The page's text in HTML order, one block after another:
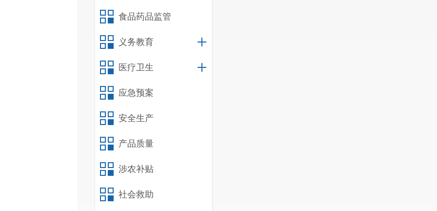
食品药品监管
义务教育
医疗卫生
应急预案
安全生产
产品质量
涉农补贴
社会救助